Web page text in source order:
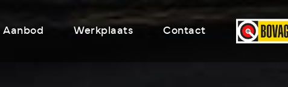
Aanbod Werkplaats Contact